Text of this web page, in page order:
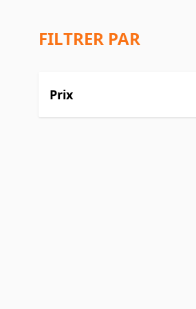
FILTRER PAR
Prix